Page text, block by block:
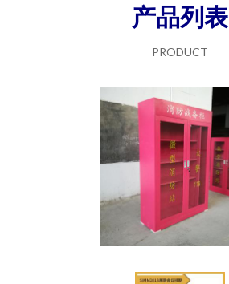
产品列表
PRODUCT